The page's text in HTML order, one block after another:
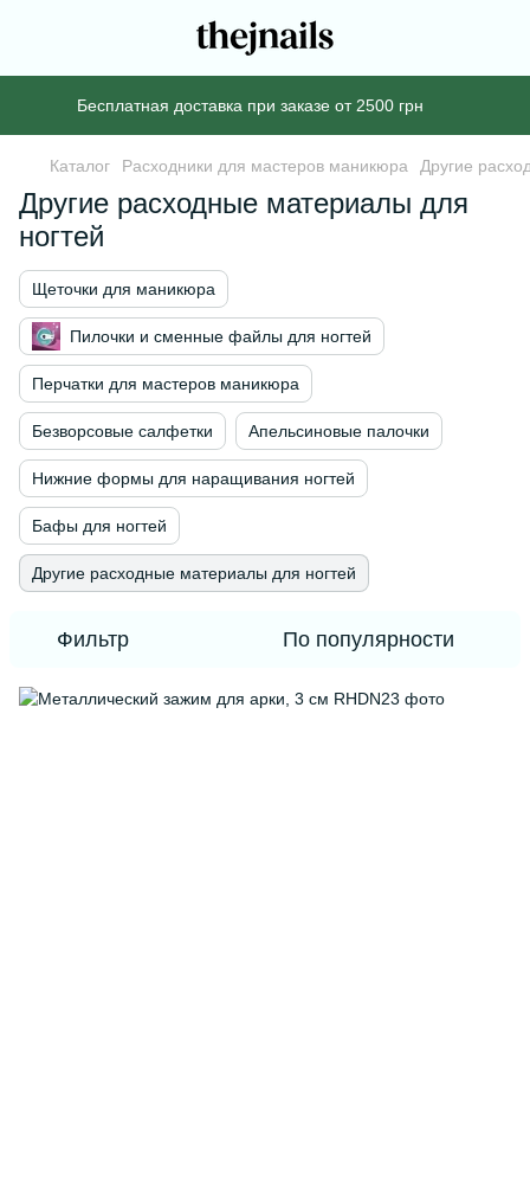
Бесплатная доставка при заказе от 2500 грн
Каталог Расходники для мастеров маникюра Другие
Другие расходные материалы для
ногтей
Щеточки для маникюра
Пилочки и сменные файлы для ногтей
Перчатки для мастеров маникюра
Безворсовые салфетки Апельсиновые палочки
Нижние формы для наращивания ногтей
Бафы для ногтей
Другие расходные материалы для ногтей
Фильтр По популярности